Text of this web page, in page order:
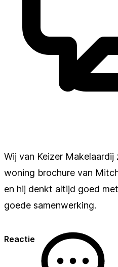
Wij van Keizer
woning brochure van
en hij denkt altijd goed
goede samenwerking.
Reactie